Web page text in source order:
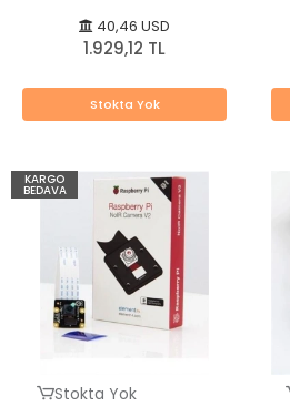
40,46 USD
1.929,12 TL
Stokta Yok
KARGO
BEDAVA
Stokta Yok